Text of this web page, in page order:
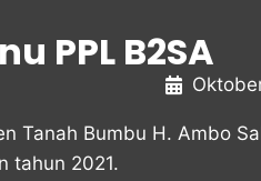
PPL B2SA
Tanah Bumbu H. Ambo
tahun 2021.